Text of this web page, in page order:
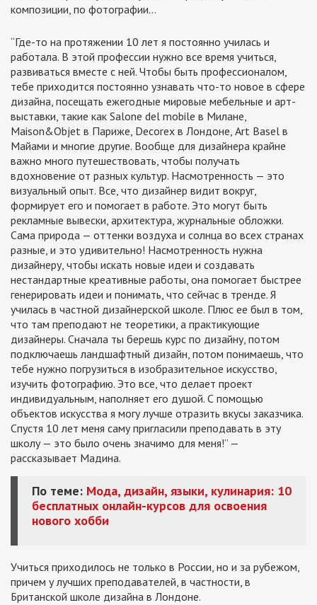
композиции, по фотографии…
“Где-то на протяжении 10 лет я постоянно училась и
работала. В этой профессии нужно все время учиться,
развиваться вместе с ней. Чтобы быть профессионалом,
тебе приходится постоянно узнавать что-то новое в сфере
дизайна, посещать ежегодные мировые мебельные и арт-
выставки, такие как Salone del mobile в Милане,
Maison&Objet в Париже, Decorex в Лондоне, Art Basel в
Майами и многие другие. Вообще для дизайнера крайне
важно много путешествовать, чтобы получать
вдохновение от разных культур. Насмотренность — это
визуальный опыт. Все, что дизайнер видит вокруг,
формирует его и помогает в работе. Это могут быть
рекламные вывески, архитектура, журнальные обложки.
Сама природа — оттенки воздуха и солнца во всех странах
разные, и это удивительно! Насмотренность нужна
дизайнеру, чтобы искать новые идеи и создавать
нестандартные креативные работы, она помогает быстрее
генерировать идеи и понимать, что сейчас в тренде. Я
училась в частной дизайнерской школе. Плюс ее был в том,
что там преподают не теоретики, а практикующие
дизайнеры. Сначала ты берешь курс по дизайну, потом
подключаешь ландшафтный дизайн, потом понимаешь, что
тебе нужно погрузиться в изобразительное искусство,
изучить фотографию. Это все, что делает проект
индивидуальным, наполняет его душой. С помощью
объектов искусства я могу лучше отразить вкусы заказчика.
Спустя 10 лет меня саму пригласили преподавать в эту
школу — это было очень значимо для меня!” —
рассказывает Мадина.
По теме: Мода, дизайн, языки, кулинария: 10
бесплатных онлайн-курсов для освоения
нового хобби
Учиться приходилось не только в России, но и за рубежом,
причем у лучших преподавателей, в частности, в
Британской школе дизайна в Лондоне.